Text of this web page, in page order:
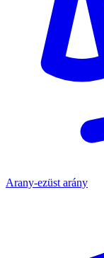
Arany-ezüst arány